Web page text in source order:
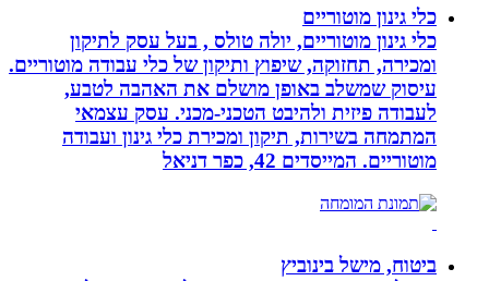
כלי גינון מוטוריים
כלי גינון מוטוריים, יולה טולס , בעל עסק לתיקון
ומכירה, תחזוקה, שיפוץ ותיקון של כלי עבודה מוטוריים.
עיסוק שמשלב באופן מושלם את האהבה לטבע,
לעבודה פיזית ולהיבט הטכני-מכני. עסק עצמאי
המתמחה בשירות, תיקון ומכירת כלי גינון ועבודה
מוטוריים. המייסדים 42, כפר דניאל
ביטוח, מישל בינוביץ